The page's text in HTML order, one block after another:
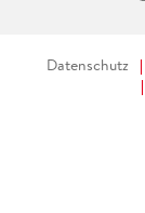
Datenschutz